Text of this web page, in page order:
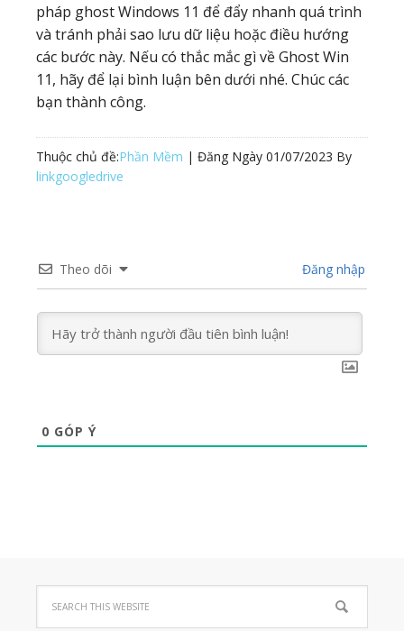
pháp ghost Windows 11 để đẩy nhanh quá trình
và tránh phải sao lưu dữ liệu hoặc điều hướng
các bước này. Nếu có thắc mắc gì về Ghost Win
11, hãy để lại bình luận bên dưới nhé. Chúc các
bạn thành công.
Thuộc chủ đề:Phần Mềm | Đăng Ngày 01/07/2023 By
linkgoogledrive
Theo dõi Đăng nhập
0 GÓP Ý